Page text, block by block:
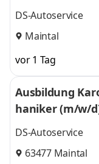
keting & Akquise
DS-Autoservice
Maintal
vor 1 Tag
Ausbildung
haniker (m/w/
DS-Autoservice
63477 Maintal